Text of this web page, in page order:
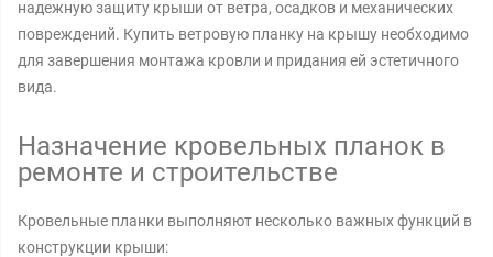
надежную защиту крыши от ветра, осадков и механических
повреждений. Купить ветровую планку на крышу необходимо
для завершения монтажа кровли и придания ей эстетичного
вида.
Назначение кровельных планок в
ремонте и строительстве
Кровельные планки выполняют несколько важных функций в
конструкции крыши: